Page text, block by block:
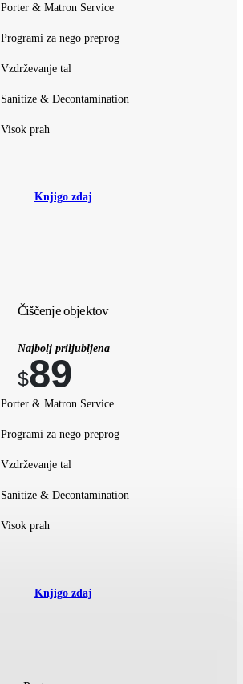
Knjigo zdaj
Porter & Matron Service
Programi za nego preprog
Vzdrževanje tal
Sanitize & Decontamination
Visok prah
Čiščenje objektov
Najbolj priljubljena
$89
Knjigo zdaj
Porter & Matron Service
Programi za nego preprog
Vzdrževanje tal
Sanitize & Decontamination
Visok prah